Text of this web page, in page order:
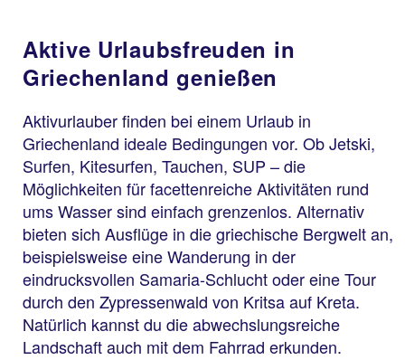
Aktive Urlaubsfreuden in
Griechenland genießen
Aktivurlauber finden bei einem Urlaub in
Griechenland ideale Bedingungen vor. Ob Jetski,
Surfen, Kitesurfen, Tauchen, SUP – die
Möglichkeiten für facettenreiche Aktivitäten rund
ums Wasser sind einfach grenzenlos. Alternativ
bieten sich Ausflüge in die griechische Bergwelt an,
beispielsweise eine Wanderung in der
eindrucksvollen Samaria-Schlucht oder eine Tour
durch den Zypressenwald von Kritsa auf Kreta.
Natürlich kannst du die abwechslungsreiche
Landschaft auch mit dem Fahrrad erkunden.